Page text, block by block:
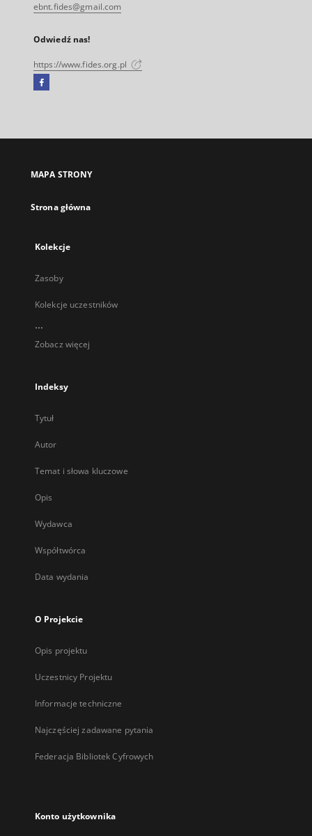
ebnt.fides@gmail.com
Odwiedź nas!
https://www.fides.org.pl
Facebook
się
karcie
MAPA STRONY
Strona główna
Kolekcje
Zasoby
Kolekcje uczestników
...
Zobacz więcej
Indeksy
Tytuł
Autor
Temat i słowa kluczowe
Opis
Wydawca
Współtwórca
Data wydania
O Projekcie
Opis projektu
Uczestnicy Projektu
Informacje techniczne
Najczęściej zadawane pytania
Federacja Bibliotek Cyfrowych
Konto użytkownika